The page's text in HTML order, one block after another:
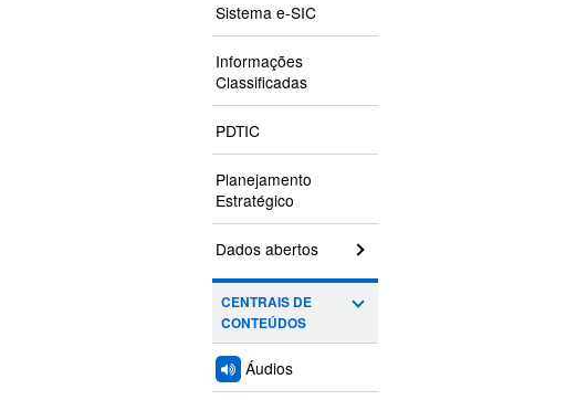
Sistema e-SIC
Informações
Classificadas
PDTIC
Planejamento
Estratégico
Dados abertos
CENTRAIS DE
CONTEÚDOS
Áudios